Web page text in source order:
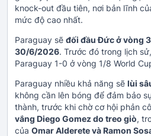
knock-out đầu tiên, nơi bản lĩnh
mức độ cao nhất.
Paraguay sẽ đối đầu Đức ở vòng
30/6/2026. Trước đó trong lịch
Paraguay 1-0 ở vòng 1/8 World
Paraguay nhiều khả năng sẽ lùi
không cần lên bóng để đảm bảo
thành, trước khi chờ cơ hội phản
vắng Diego Gomez do treo giò,
của Omar Alderete và Ramon